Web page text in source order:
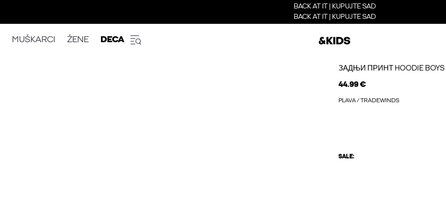
BACK AT IT | KUPUJTE SAD
BACK AT IT | KUPUJTE SAD
MUŠKARCI ŽENE DECA
ЗАДЊИ ПРИНТ HOODIE BOYS
44.99 €
PLAVA / TRADEWINDS
SALE: